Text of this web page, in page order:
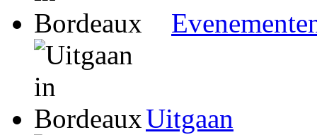
Uitgaan